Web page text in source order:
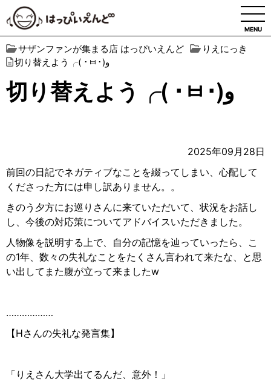
MENU
サザンファンが集まる店 はっぴいえんど
りえにっき
切り替えよう╭( ･ㅂ･)و
切り替えよう╭( ･ㅂ･)و
2025年09月28日
前回の日記でネガティブなことを綴ってしまい、心配して
くださった方には申し訳ありません。。
きのう夕方にお巡りさんに来ていただいて、状況をお話し
し、今後の対応策についてアドバイスいただきました。
人物像を説明する上で、自分の記憶を辿っていったら、こ
の1年、数々の失礼なことをたくさん言われて来たな、と思
い出してまた腹が立って来ましたw
………………
【Hさんの失礼な発言集】
「りえさん大学出てるんだ、意外！」